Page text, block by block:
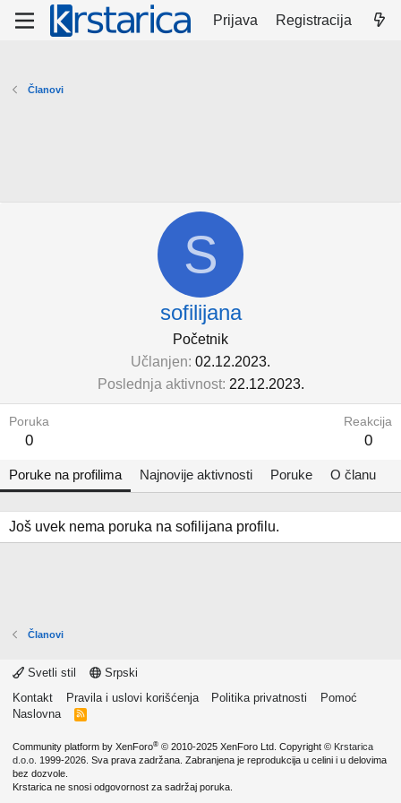
Prijava Registracija
Članovi
S
sofilijana
Početnik
Učlanjen 02.12.2023.
Poslednja aktivnost 22.12.2023.
Poruka
0
Reakcija
0
Poruke na profilima Najnovije aktivnosti Poruke O članu
Još uvek nema poruka na sofilijana profilu.
Članovi
Svetli stil
Srpski
Kontakt
Pravila i uslovi korišćenja Politika privatnosti
Pomoć
Naslovna
R
Community platform by XenForo® © 2010-2025 XenForo Ltd. Copyright © Krstarica
d.o.o. 1999-2026. Sva prava zadržana. Zabranjena je reprodukcija u celini i u delovima
bez dozvole.
Krstarica ne snosi odgovornost za sadržaj poruka.